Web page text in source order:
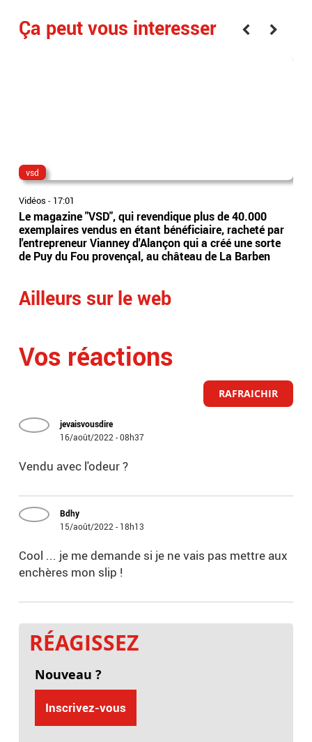
Ça peut vous interesser
vsd
Vidéos - 17:01
Le magazine "VSD", qui revendique plus de 40.000
exemplaires vendus en étant bénéficiaire, racheté par
l'entrepreneur Vianney d'Alançon qui a créé une sorte
de Puy du Fou provençal, au château de La Barben
Ailleurs sur le web
Vos réactions
RAFRAICHIR
jevaisvousdire
16/août/2022 - 08h37
Vendu avec l'odeur ?
Bdhy
15/août/2022 - 18h13
Cool ... je me demande si je ne vais pas mettre aux
enchères mon slip !
RÉAGISSEZ
Nouveau ?
Inscrivez-vous